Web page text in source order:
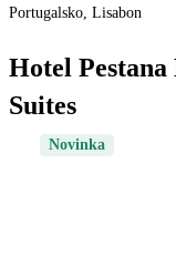
Portugalsko, Lisabon
Hotel
Suites
Novinka